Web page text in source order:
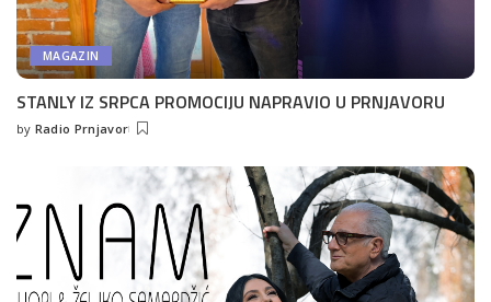
MAGAZIN
STANLY IZ SRPCA PROMOCIJU NAPRAVIO U PRNJAVORU
Posted
by Radio Prnjavor